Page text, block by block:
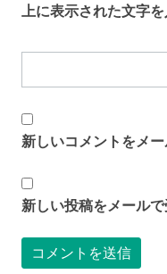
上に表示された文字を
新しいコメントをメ
新しい投稿をメール